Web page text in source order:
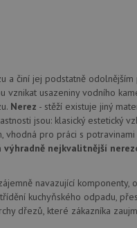
činí jej podstatně odolnějším
usazeniny vodního
Nerez - stěží existuje jiný
jsou: klasický estetický
pro práci s
výhradně nejkvalitnější
navazující komponenty,
kuchyňského odpadu,
dřezů, které zákazníka
- což je
Tento soubor
náhodně
požadavku
a
relace.
uživatele a
Zaznamenává
ochrany
že jejich
koncový uživatel
ale pokud je